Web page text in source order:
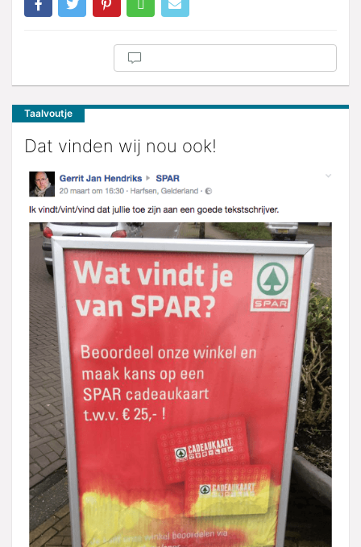
Taalvoutje
Dat vinden wij nou ook!